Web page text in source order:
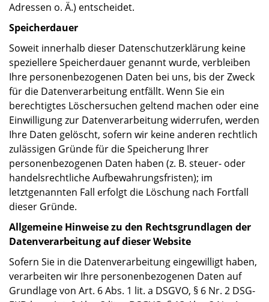
Adressen o. Ä.) entscheidet.
Speicherdauer
Soweit innerhalb dieser Datenschutzerklärung keine
speziellere Speicherdauer genannt wurde, verbleiben
Ihre personenbezogenen Daten bei uns, bis der Zweck
für die Datenverarbeitung entfällt. Wenn Sie ein
berechtigtes Löschersuchen geltend machen oder eine
Einwilligung zur Datenverarbeitung widerrufen, werden
Ihre Daten gelöscht, sofern wir keine anderen rechtlich
zulässigen Gründe für die Speicherung Ihrer
personenbezogenen Daten haben (z. B. steuer- oder
handelsrechtliche Aufbewahrungsfristen); im
letztgenannten Fall erfolgt die Löschung nach Fortfall
dieser Gründe.
Allgemeine Hinweise zu den Rechtsgrundlagen der
Datenverarbeitung auf dieser Website
Sofern Sie in die Datenverarbeitung eingewilligt haben,
verarbeiten wir Ihre personenbezogenen Daten auf
Grundlage von Art. 6 Abs. 1 lit. a DSGVO, § 6 Nr. 2 DSG-